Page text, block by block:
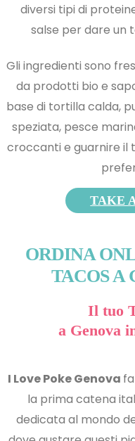
diversi tipi di
salse per dare un
Gli ingredienti sono
da prodotti bio e
base di tortilla calda,
speziata, pesce
croccanti e guarnire il
TAKE
ORDINA
TACOS A
Il tuo
a Genova
I Love Poke Genova
la prima catena
dedicata al mondo